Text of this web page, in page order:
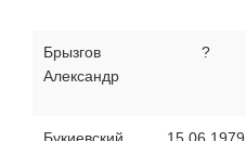
Брызгов
Александр
?
Букиевский
15.06.1979